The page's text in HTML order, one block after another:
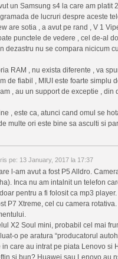
un Samsung s4 la care am platit
de lucruri despre aceste
are sotia , a avut pe rand , V 1
punctele de vedere , cel de-al
dezastru nu se compara nicicum
RAM , nu exista diferente , va
de fiabil , MIUI este foarte simplu
, au un support de exceptie ,
, este ca, atunci cand omul se
multe ori este bine sa asculti si
pe: 13 January, 2017 la 17:37
l-am avut a fost P5 Alldro.
Inca nu am intalnit un telefon
pentru a fi folosit ca mp3 player.
P7 Xtreme, cel cu camera
X2 Soul mini, probabil cel mai
o pe aratura “producatorul
care au intrat pe piata Lenovo si
si bun? Huawei sau Lenovo au